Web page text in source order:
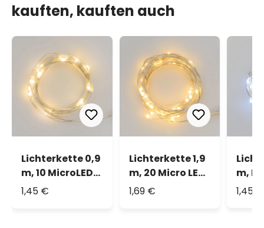
kauften, kauften auch
Lichterkette 0,9
m, 10 MicroLEDs
warmweiß
1,45 €
Lichterkette 1,9
m, 20 Micro LEDs
warmweiß
1,69 €
m,
1,45 €